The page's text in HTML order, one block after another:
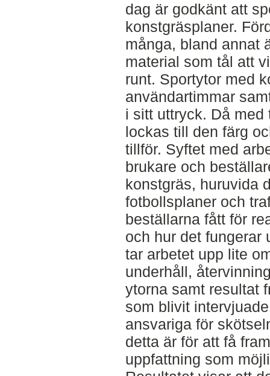
dag är godkänt att
konstgräsplaner.
många, bland annat
material som tål att
runt. Sportytor med
användartimmar
i sitt uttryck. Då
lockas till den färg
tillför. Syftet med
brukare och
konstgräs, huruvida
fotbollsplaner och
beställarna fått för
och hur det fungerar
tar arbetet upp lite
underhåll,
ytorna samt resultat
som blivit
ansvariga för
detta är för att få
uppfattning som